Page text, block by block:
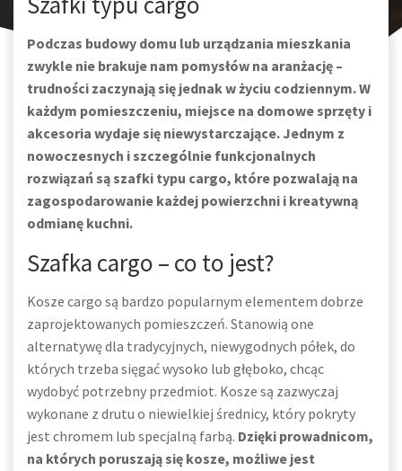
Podczas budowy domu lub urządzania mieszkania
zwykle nie brakuje nam pomysłów na aranżację –
trudności zaczynają się jednak w życiu codziennym. W
każdym pomieszczeniu, miejsce na domowe sprzęty i
akcesoria wydaje się niewystarczające. Jednym z
nowoczesnych i szczególnie funkcjonalnych
rozwiązań są szafki typu cargo, które pozwalają na
zagospodarowanie każdej powierzchni i kreatywną
odmianę kuchni.
Szafka cargo – co to jest?
Kosze cargo są bardzo popularnym elementem dobrze
zaprojektowanych pomieszczeń. Stanowią one
alternatywę dla tradycyjnych, niewygodnych półek, do
których trzeba sięgać wysoko lub głęboko, chcąc
wydobyć potrzebny przedmiot. Kosze są zazwyczaj
wykonane z drutu o niewielkiej średnicy, który pokryty
jest chromem lub specjalną farbą. Dzięki prowadnicom,
na których poruszają się kosze, możliwe jest